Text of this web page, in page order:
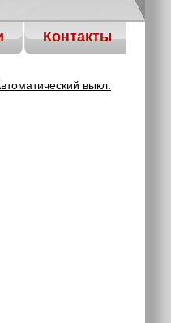
Контакты
выкл.